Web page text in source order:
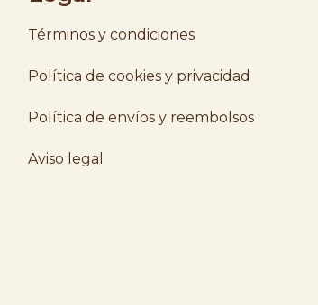
Términos y condiciones
Política de cookies y privacidad
Política de envíos y reembolsos
Aviso legal